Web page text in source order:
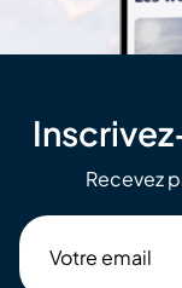
Recevez
email